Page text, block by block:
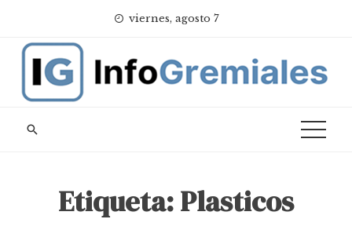
content
viernes, agosto 7
Etiqueta:Plasticos